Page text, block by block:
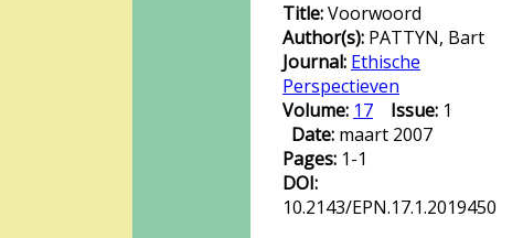
Title:Voorwoord
Author(s): PATTYN, Bart
Journal: Ethische
Perspectieven
Volume: 17 Issue: 1
Date: maart 2007
Pages: 1-1
DOI:
10.2143/EPN.17.1.2019450